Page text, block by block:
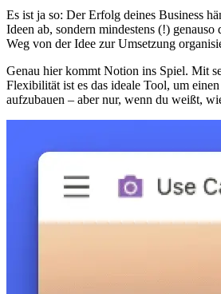
Es ist ja so: Der Erfolg deines Business
Ideen ab, sondern mindestens (!)
Weg von der Idee zur Umsetzung
Genau hier kommt Notion ins Spiel. Mit
Flexibilität ist es das ideale Tool, um
aufzubauen – aber nur, wenn du weißt,